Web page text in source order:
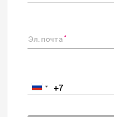
Эл. почта *